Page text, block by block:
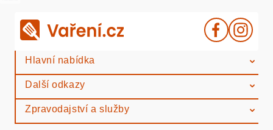
Hlavní nabídka
Další odkazy
Zpravodajství a služby